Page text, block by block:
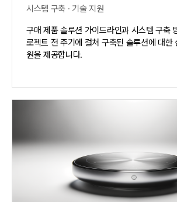
시스템 구축 · 기술 지원
구매 제품 솔루션 가이드라인과 시스템 구축
로젝트 전 주기에 걸쳐 구축된 솔루션에 대한
원을 제공합니다.